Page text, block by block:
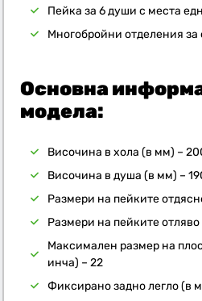
Пейка за 6 души с места
Многобройни отделения за
Основна
модела:
Височина в хола (в мм) –
Височина в душа (в мм) –
Размери на пейките
Размери на пейките
Максимален размер на
инча) – 22
Фиксирано задно легло (в